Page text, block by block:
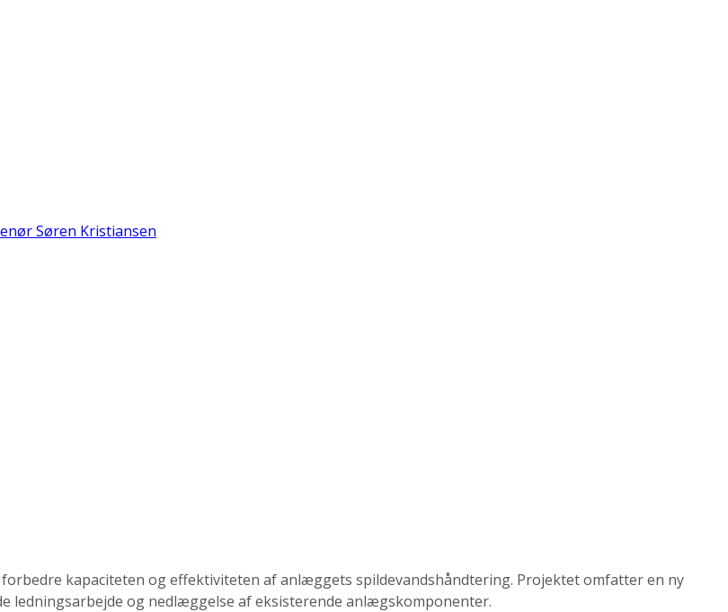
Søren Kristiansen
kapaciteten og effektiviteten af anlæggets spildevandshåndtering. Projektet omfatter en ny
ledningsarbejde og nedlæggelse af eksisterende anlægskomponenter.